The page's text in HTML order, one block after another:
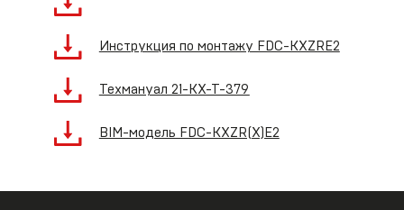
Инструкция по монтажу FDC-KXZRE2
Техмануал 21-KX-T-379
BIM-модель FDC-KXZR(X)E2